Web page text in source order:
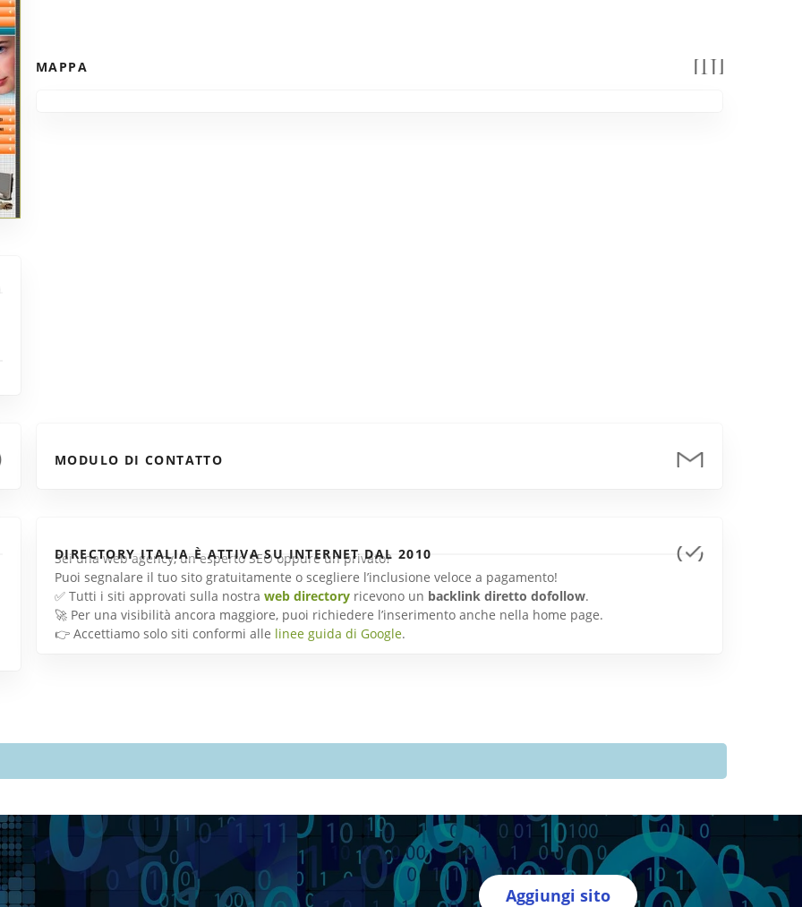
MAPPA
MODULO DI CONTATTO
DIRECTORY ITALIA È ATTIVA SU INTERNET DAL 2010
Sei una web agency, un esperto SEO oppure un privato?
Puoi segnalare il tuo sito gratuitamente o scegliere l’inclusione veloce a pagamento!
✅ Tutti i siti approvati sulla nostra web directoryricevono un backlink diretto dofollow.
🚀 Per una visibilità ancora maggiore, puoi richiedere l’inserimento anche nella home page.
👉 Accettiamo solo siti conformi alle linee guida di Google.
Aggiungi sito